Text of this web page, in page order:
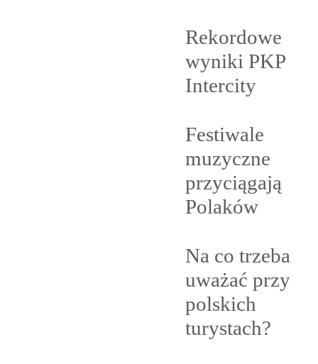
Rekordowe
wyniki PKP
Intercity
Festiwale
muzyczne
przyciągają
Polaków
Na co trzeba
uważać przy
polskich
turystach?